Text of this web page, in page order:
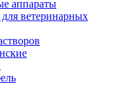
аппараты
ветеринарных